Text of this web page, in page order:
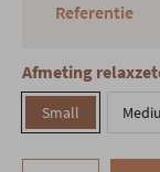
Referentie
Afmeting
Small